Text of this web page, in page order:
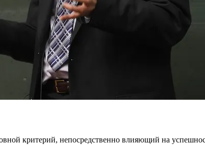
критерий, непосредственно влияющий на